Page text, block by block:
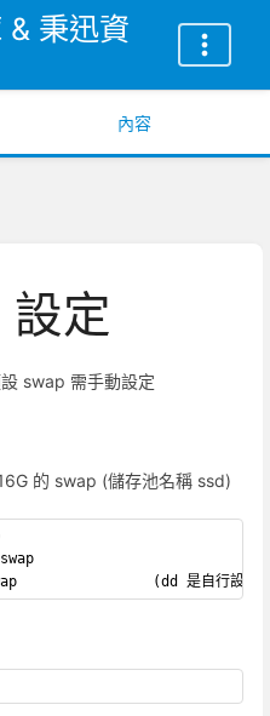
& 秉迅資
內容
設定
swap 需手動設定
的 swap (儲存池名稱 ssd)
(dd 是自行設定